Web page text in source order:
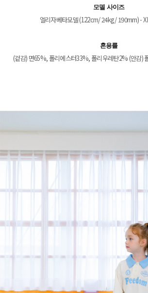
모델 사이즈
엘리자베타모델 (122cm/ 24kg/ 190mm) -
혼용률
(겉감) 면65%, 폴리에스터33%, 폴리우레탄2% (안감)